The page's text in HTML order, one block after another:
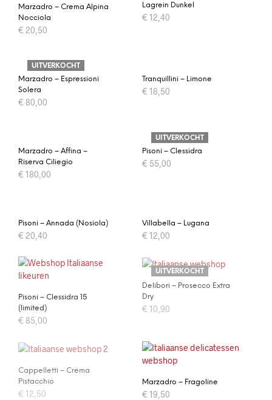
Marzadro – Crema Alpina
Nocciola
€ 20,50
Lagrein Dunkel
€ 12,40
UITVERKOCHT
Marzadro – Espressioni
Solera
€ 80,00
Tranquillini – Limone
€ 18,50
Marzadro – Affina –
Riserva Ciliegio
€ 180,00
UITVERKOCHT
Pisoni – Clessidra
€ 55,00
Pisoni – Annada (Nosiola)
€ 20,40
Villabella – Lugana
€ 12,00
Pisoni – Clessidra 15
(limited)
€ 85,00
UITVERKOCHT
Delibori – Prosecco Extra
Dry
€ 10,90
Cappelletti – Crema
Pistacchio
€ 12,50
Marzadro – Fragoline
€ 19,50